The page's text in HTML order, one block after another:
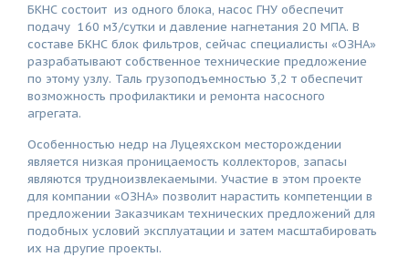
БКНС состоит из одного блока, насос ГНУ обеспечит
подачу 160 м3/сутки и давление нагнетания 20 МПА. В
составе БКНС блок фильтров, сейчас специалисты «ОЗНА»
разрабатывают собственное технические предложение
по этому узлу. Таль грузоподъемностью 3,2 т обеспечит
возможность профилактики и ремонта насосного
агрегата.
Особенностью недр на Луцеяхском месторождении
является низкая проницаемость коллекторов, запасы
являются трудноизвлекаемыми. Участие в этом проекте
для компании «ОЗНА» позволит нарастить компетенции в
предложении Заказчикам технических предложений для
подобных условий эксплуатации и затем масштабировать
их на другие проекты.